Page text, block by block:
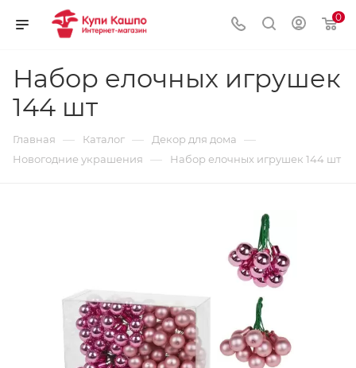
0
Набор елочных игрушек
144 шт
Главная — Каталог — Декор для дома —
Новогодние украшения — Набор елочных игрушек 144 шт